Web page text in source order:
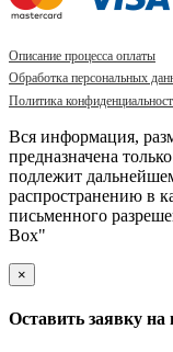
Описание процесса оплаты
Обработка персональных
Политика
Вся информация,
предназначена
подлежит
распространению в
письменного
Box"
×
Оставить заявку на